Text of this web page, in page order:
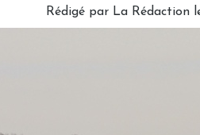
Rédigé par La Rédaction